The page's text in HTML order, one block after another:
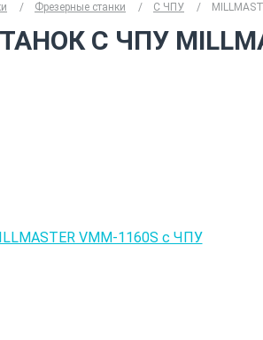
Фрезерные станки С ЧПУ
С ЧПУ